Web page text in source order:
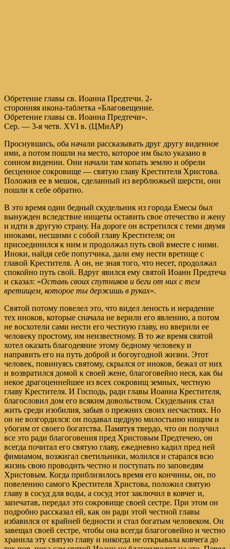
Обретение главы св. Иоанна Предтечи. 2-
сторонняя икона-таблетка «Благовещение.
Обретение главы св. Иоанна Предтечи».
Сер. — 3-я четв. XVI в. (ЦМиАР)
Проснувшись, оба начали рассказывать друг другу виденное
ими, а потом пошли на место, которое им было указано в
сонном видении. Они начали там копать землю и обрели
бесценное сокровище — святую главу Крестителя Христова.
Положив ее в мешок, сделанный из верблюжьей шерсти, они
пошли к себе обратно.
В это время один бедный скудельник из города Емесы был
вынужден вследствие нищеты оставить свое отечество и жену
и идти в другую страну. На дороге он встретился с теми двумя
иноками, несшими с собой главу Крестителя; он
присоединился к ним и продолжал путь свой вместе с ними.
Иноки, найдя себе попутчика, дали ему нести вретище с
главой Крестителя. А он, не зная того, что несет, продолжал
спокойно путь свой. Вдруг явился ему святой Иоанн Предтеча
и сказал: «Оставь своих спутников и беги от них с тем
вретищем, которое ты держишь в руках«.
Святой потому повелел это, что видел леность и нерадение
тех иноков, которые сначала не верили его явлению, а потом
не восхотели сами нести его честную главу, но вверили ее
человеку простому, им неизвестному. В то же время святой
хотел оказать благодеяние этому бедному человеку и
направить его на путь доброй и богоугодной жизни. Этот
человек, повинуясь святому, скрылся от иноков, бежал от них
и возвратился домой к своей жене, благоговейно неся, как бы
некое драгоценнейшее из всех сокровищ земных, честную
главу Крестителя. И Господь, ради главы Иоанна Крестителя,
благословил дом его всяким довольством. Скудельник стал
жить среди изобилия, забыв о прежних своих несчастиях. Но
он не возгордился: он подавал щедрую милостыню нищим и
убогим от своего богатства. Памятуя твердо, что он получил
все это ради благоговения пред Христовым Предтечею, он
всегда почитал его святую главу, ежедневно кадил пред ней
фимиамом, возжигал светильники, молился и старался всю
жизнь свою проводить честно и поступать по заповедям
Христовым. Когда приблизилось время его кончины, он, по
повелению самого Крестителя Христова, положил святую
главу в сосуд для воды, а сосуд этот заключил в ковчег и,
запечатав, передал это сокровище своей сестре. При этом он
подробно рассказал ей, как он ради этой честной главы
избавился от крайней бедности и стал богатым человеком. Он
завещал своей сестре, чтобы она всегда благоговейно и честно
хранила эту святую главу и никогда не открывала ковчега до